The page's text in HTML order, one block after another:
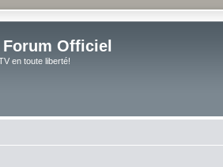
Officiel
en toute liberté!